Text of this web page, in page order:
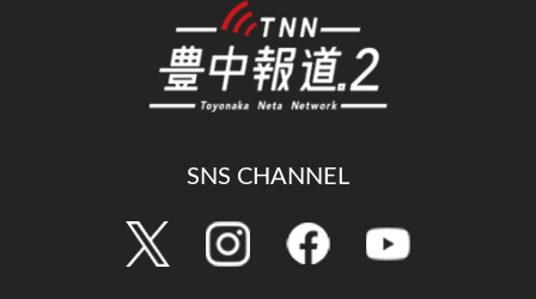
SNS CHANNEL